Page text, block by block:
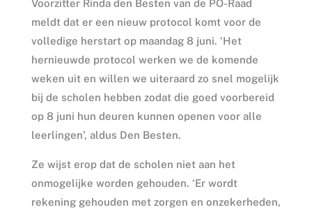
Voorzitter Rinda den Besten van de PO-Raad
meldt dat er een nieuw protocol komt voor de
volledige herstart op maandag 8 juni. ‘Het
hernieuwde protocol werken we de komende
weken uit en willen we uiteraard zo snel mogelijk
bij de scholen hebben zodat die goed voorbereid
op 8 juni hun deuren kunnen openen voor alle
leerlingen’, aldus Den Besten.
Ze wijst erop dat de scholen niet aan het
onmogelijke worden gehouden. ‘Er wordt
rekening gehouden met zorgen en onzekerheden,